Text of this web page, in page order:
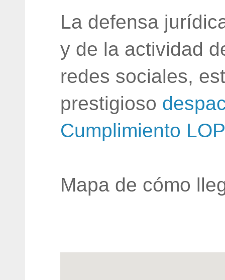
La defensa
y de la actividad
redes sociales,
prestigioso
Cumplimiento
Mapa de cómo